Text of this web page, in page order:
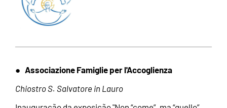
● Associazione Famiglie per l'Accoglienza
Chiostro S. Salvatore in Lauro